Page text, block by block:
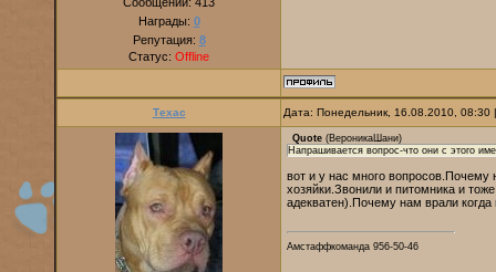
Награды: 0
Репутация: 8
Статус: Offline
Техас Дата: Понедельник, 16.08.2010,
Quote (ВероникаШани)
Напрашивается вопрос-что они с этого
вот и у нас много вопросов.Почему
хозяйки.Звонили и питомника и
адекватен).Почему нам врали
Амстаффкоманда 956-50-46